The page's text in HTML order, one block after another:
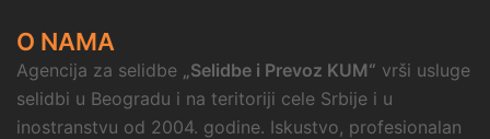
O NAMA
Agencija za selidbe „Selidbe i Prevoz KUM“ vrši usluge
selidbi u Beogradu i na teritoriji cele Srbije i u
inostranstvu od 2004. godine. Iskustvo, profesionalan